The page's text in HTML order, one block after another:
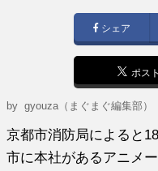
シェア
ポスト
by gyouza（まぐまぐ編集部）
京都市消防局によると
市に本社があるアニメ